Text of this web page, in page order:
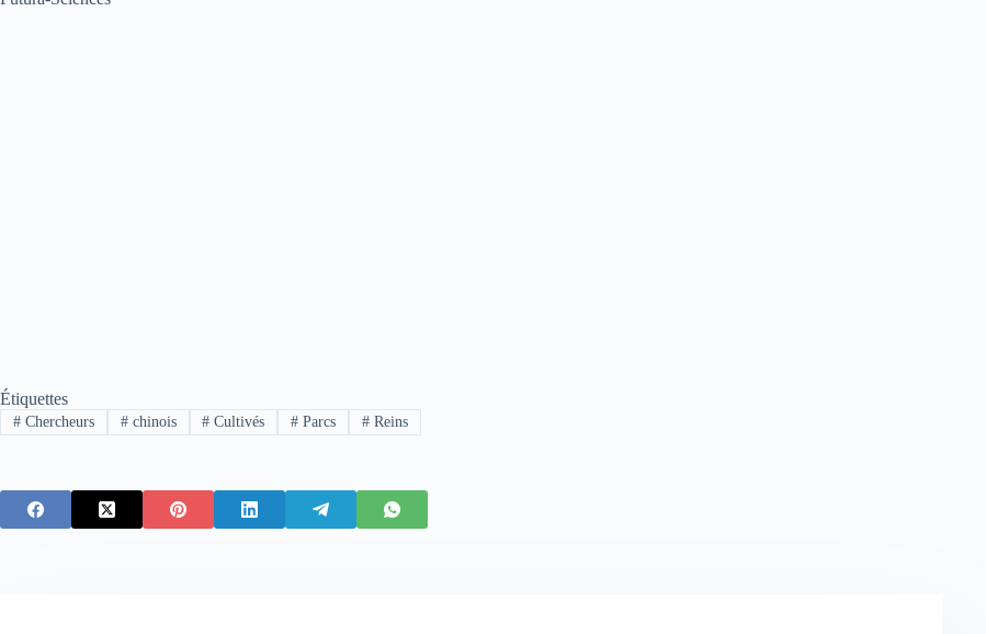
Étiquettes
#Chercheurs #chinois # Cultivés # Parcs # Reins